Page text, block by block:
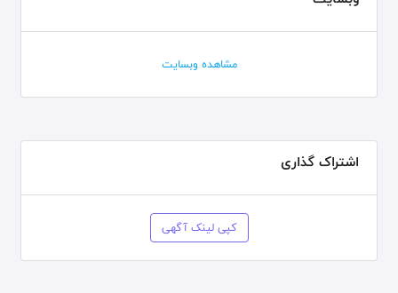
مشاهده وبسایت
اشتراک گذاری
کپی لینک آگهی